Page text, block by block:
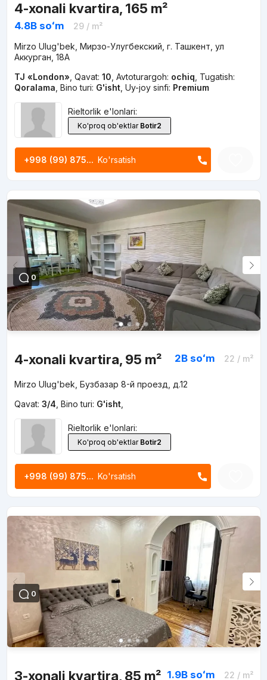
4-xonali kvartira, 165 m²
4.8B soʻm 29/ m²
Mirzo Ulug'bek, Мирзо-Улугбекский, г. Ташкент, ул
Аккурган, 18A
TJ «London» Qavat: 10 Avtoturargoh: ochiq Tugatish:
Qoralama Bino turi: G'isht, Uy-joy sinfi: Premium
Rieltorlik e'lonlari:
Ko'proq ob'ektlar Botir2
+998 (99) 875... Ko'rsatish
0
4-xonali kvartira, 95 m² 2B soʻm 22 / m²
Mirzo Ulug'bek, Бузбазар 8-й проезд, д.12
Qavat: 3/4 Bino turi: G'isht,
Rieltorlik e'lonlari:
Ko'proq ob'ektlar Botir2
+998 (99) 875... Ko'rsatish
0
3-xonali kvartira, 85 m² 1.9B soʻm 22 / m²